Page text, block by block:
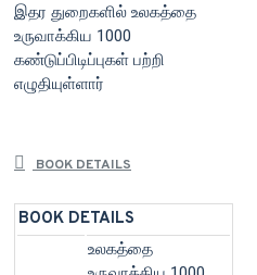
இதர து​றைகளில் உலகத்​தை
உருவாக்கிய 1000
கண்டுப்பிடிப்புகள் பற்றி
எழுதியுள்ளார்
BOOK DETAILS
BOOK DETAILS
உலகத்தை